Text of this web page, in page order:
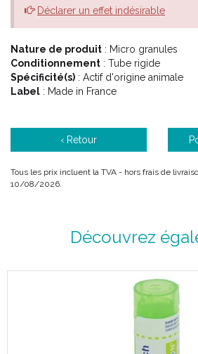
Déclarer un effet indésirable
Nature de produit : Micro granules
Conditionnement : Tube rigide
Spécificité(s) : Actif d'origine animale
Label : Made in France
‹ Retour
Tous les prix incluent la TVA - hors frais de
10/08/2026.
Découvrez